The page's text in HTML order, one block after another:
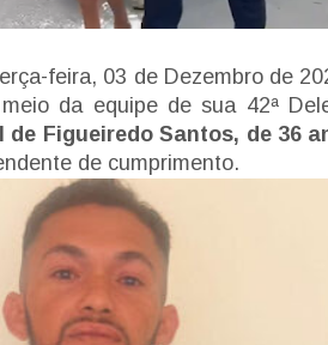
feira, 03 de Dezembro de
da equipe de sua 42ª
de Figueiredo Santos, de 36
de cumprimento.